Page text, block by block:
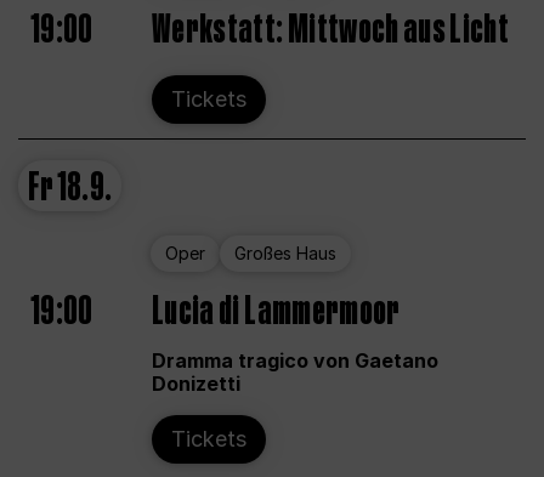
19:00 Werkstatt: Mittwoch aus Licht
Tickets
Fr18.9.
Oper Großes Haus
19:00 Lucia di Lammermoor
Dramma tragico von Gaetano
Donizetti
Tickets